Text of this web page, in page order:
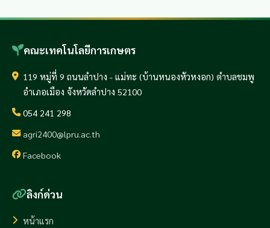
คณะเทคโนโลยีการเกษตร
119 หมู่ที่ 9 ถนนลำปาง - แม่ทะ (บ้านหนองหัวหงอก) ตำบลชมพู
อำเภอเมือง จังหวัดลำปาง 52100
054 241 298
agri2400@lpru.ac.th
Facebook
ลิงก์ด่วน
หน้าแรก